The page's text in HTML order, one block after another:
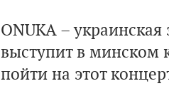
ONUKA –
выступит в минском
пойти на этот